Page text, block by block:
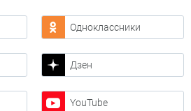
Одноклассники
Дзен
YouTube